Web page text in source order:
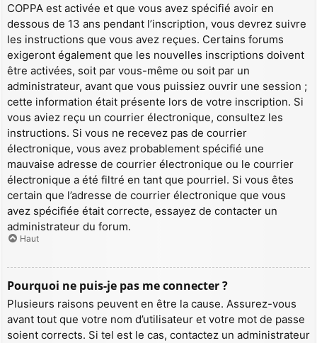
COPPA est activée et que vous avez spécifié avoir en
dessous de 13 ans pendant l’inscription, vous devrez suivre
les instructions que vous avez reçues. Certains forums
exigeront également que les nouvelles inscriptions doivent
être activées, soit par vous-même ou soit par un
administrateur, avant que vous puissiez ouvrir une session ;
cette information était présente lors de votre inscription. Si
vous aviez reçu un courrier électronique, consultez les
instructions. Si vous ne recevez pas de courrier
électronique, vous avez probablement spécifié une
mauvaise adresse de courrier électronique ou le courrier
électronique a été filtré en tant que pourriel. Si vous êtes
certain que l’adresse de courrier électronique que vous
avez spécifiée était correcte, essayez de contacter un
administrateur du forum.
Haut
Pourquoi ne puis-je pas me connecter ?
Plusieurs raisons peuvent en être la cause. Assurez-vous
avant tout que votre nom d’utilisateur et votre mot de passe
soient corrects. Si tel est le cas, contactez un administrateur